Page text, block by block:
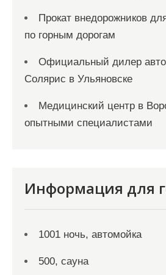
Прокат внедорожников
по горным дорогам
Официальный дилер
Солярис в Ульяновске
Медицинский центр в
опытными специалистами
Информация для
1001 ночь, автомойка
500, сауна